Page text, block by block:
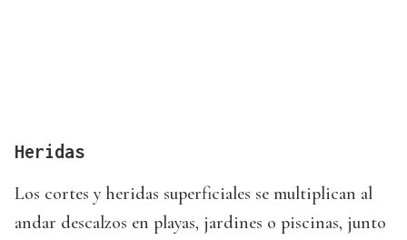
Heridas
Los cortes y heridas superficiales se multiplican al
andar descalzos en playas, jardines o piscinas, junto